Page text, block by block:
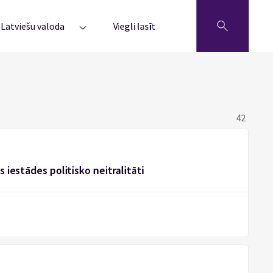
Latviešu valoda Viegli lasīt
42
iestādes politisko neitralitāti